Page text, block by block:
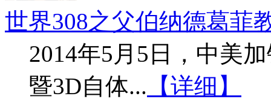
世界308之父伯纳德葛菲
2014年5月5日，中美
暨3D自体... 【详细】